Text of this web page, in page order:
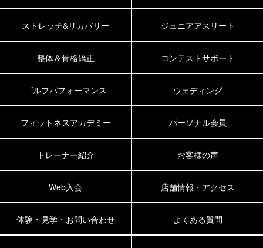
ストレッチ&リカバリー ジュニアアスリート
整体＆骨格矯正 コンテストサポート
ゴルフパフォーマンス ウェディング
フィットネスアカデミー パーソナル会員
トレーナー紹介 お客様の声
Web入会 店舗情報・アクセス
体験・見学・お問い合わせ よくある質問